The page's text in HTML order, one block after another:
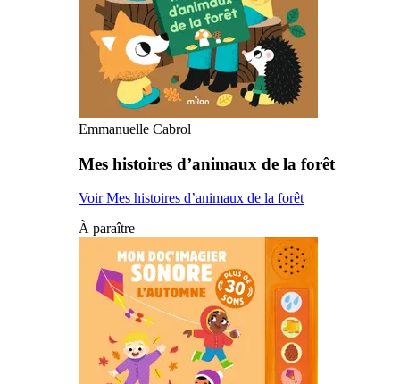
Emmanuelle Cabrol
Mes histoires d’animaux de la forêt
Voir Mes histoires d’animaux de la forêt
À paraître